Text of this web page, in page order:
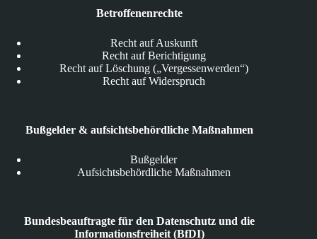
Betroffenenrechte
Recht auf Auskunft
Recht auf Berichtigung
Recht auf Löschung („Vergessenwerden“)
Recht auf Widerspruch
Bußgelder & aufsichtsbehördliche Maßnahmen
Bußgelder
Aufsichtsbehördliche Maßnahmen
Bundesbeauftragte für den Datenschutz und die
Informationsfreiheit (BfDI)